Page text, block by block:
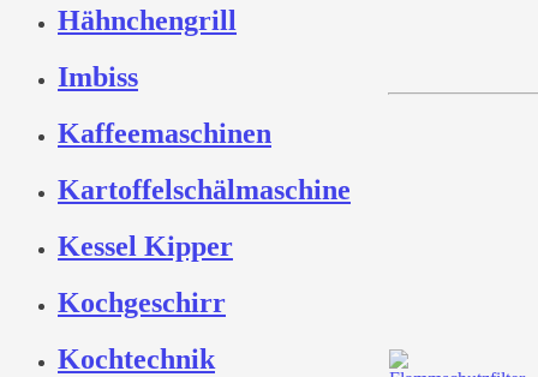
Hähnchengrill
Imbiss
Kaffeemaschinen
Kartoffelschälmaschine
Kessel Kipper
Kochgeschirr
Kochtechnik